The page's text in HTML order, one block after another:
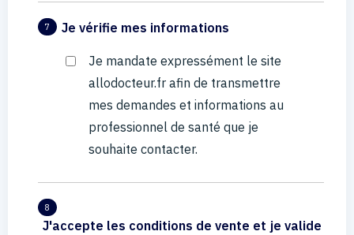
7 Je vérifie mes informations
Je mandate expressément le site
allodocteur.fr afin de transmettre
mes demandes et informations au
professionnel de santé que je
souhaite contacter.
8
J'accepte les conditions de vente et je valide